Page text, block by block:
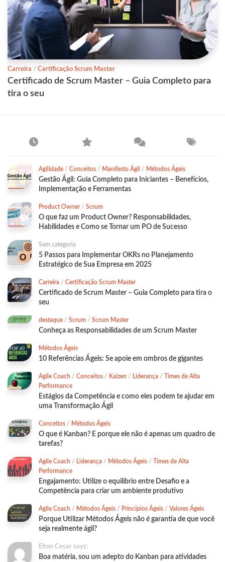
Carreira / Certificação Scrum Master
Certificado de Scrum Master – Guia Completo para
tira o seu
Agilidade / Conceitos / Manifesto Ágil / Métodos Ágeis
Gestão Ágil: Guia Completo para Iniciantes – Benefícios,
Implementação e Ferramentas
Product Owner/ Scrum
O que faz um Product Owner? Responsabilidades,
Habilidades e Como se Tornar um PO de Sucesso
Sem categoria
5 Passos para Implementar OKRs no Planejamento
Estratégico de Sua Empresa em 2025
Carreira / Certificação Scrum Master
Certificado de Scrum Master – Guia Completo para tira o
seu
destaque / Scrum / Scrum Master
Conheça as Responsabilidades de um Scrum Master
Métodos Ágeis
10 Referências Ágeis: Se apoie em ombros de gigantes
Agile Coach / Conceitos / Kaizen / Liderança / Times de Alta
Performance
Estágios da Competência e como eles podem te ajudar em
uma Transformação Ágil
Conceitos / Métodos Ágeis
O que é Kanban? E porque ele não é apenas um quadro de
tarefas?
Agile Coach / Liderança / Métodos Ágeis / Times de Alta
Performance
Engajamento: Utilize o equilíbrio entre Desafio e a
Competência para criar um ambiente produtivo
Agile Coach / Métodos Ágeis / Princípios Ágeis / Valores Ágeis
Porque Utilizar Métodos Ágeis não é garantia de que você
seja realmente ágil?
Elton Cesar says:
Boa matéria, sou um adepto do Kanban para atividades